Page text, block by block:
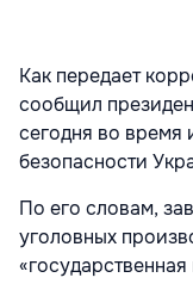
Как передает
сообщил
сегодня во время
безопасности
По его словам,
уголовных